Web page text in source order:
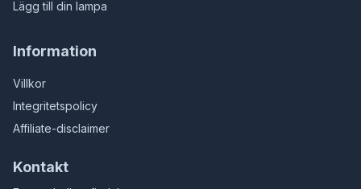
Lägg till din lampa
Information
Villkor
Integritetspolicy
Affiliate-disclaimer
Kontakt